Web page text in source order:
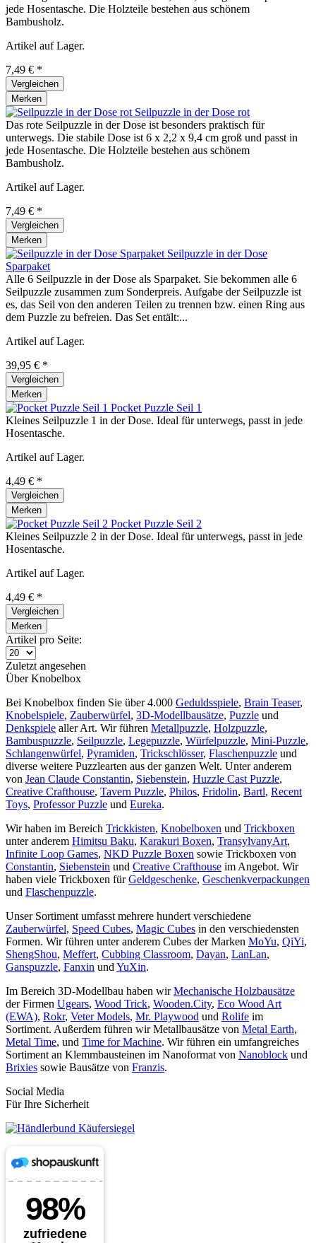
jede Hosentasche. Die Holzteile bestehen aus schönem
Bambusholz.
Artikel auf Lager.
7,49 € *
Vergleichen
Merken
Seilpuzzle in der Dose rot
Das rote Seilpuzzle in der Dose ist besonders praktisch für
unterwegs. Die stabile Dose ist 6 x 2,2 x 9,4 cm groß und passt in
jede Hosentasche. Die Holzteile bestehen aus schönem
Bambusholz.
Artikel auf Lager.
7,49 € *
Vergleichen
Merken
Seilpuzzle in der Dose
Sparpaket
Alle 6 Seilpuzzle in der Dose als Sparpaket. Sie bekommen alle 6
Seilpuzzle zusammen zum Sonderpreis. Aufgabe der Seilpuzzle ist
es, das Seil von den anderen Teilen zu trennen bzw. einen Ring aus
dem Puzzle zu befreien. Das Set entält:...
Artikel auf Lager.
39,95 € *
Vergleichen
Merken
Pocket Puzzle Seil 1
Kleines Seilpuzzle 1 in der Dose. Ideal für unterwegs, passt in jede
Hosentasche.
Artikel auf Lager.
4,49 € *
Vergleichen
Merken
Pocket Puzzle Seil 2
Kleines Seilpuzzle 2 in der Dose. Ideal für unterwegs, passt in jede
Hosentasche.
Artikel auf Lager.
4,49 € *
Vergleichen
Merken
Artikel pro Seite:
Zuletzt angesehen
Über Knobelbox
Bei Knobelbox finden Sie über 4.000 Geduldsspiele, Brain Teaser,
Knobelspiele, Zauberwürfel, 3D-Modellbausätze, Puzzle und
Denkspiele aller Art. Wir führen Metallpuzzle, Holzpuzzle,
Bambuspuzzle, Seilpuzzle, Legepuzzle, Würfelpuzzle, Mini-Puzzle,
Schlangenwürfel, Pyramiden, Trickschlösser, Flaschenpuzzle und
diverse weitere Puzzlearten aus der ganzen Welt. Unter anderem
von Jean Claude Constantin, Siebenstein, Huzzle Cast Puzzle,
Creative Crafthouse, Tavern Puzzle, Philos, Fridolin, Bartl, Recent
Toys, Professor Puzzle und Eureka.
Wir haben im Bereich Trickkisten, Knobelboxen und Trickboxen
unter anderem Himitsu Baku, Karakuri Boxen, TransylvanyArt,
Infinite Loop Games, NKD Puzzle Boxen sowie Trickboxen von
Constantin, Siebenstein und Creative Crafthouse im Angebot. Wir
haben viele Trickboxen fürGeldgeschenke, Geschenkverpackungen
und Flaschenpuzzle.
Unser Sortiment umfasst mehrere hundert verschiedene
Zauberwürfel, Speed Cubes, Magic Cubes in den verschiedensten
Formen. Wir führen unter anderem Cubes der Marken MoYu, QiYi,
ShengShou, Meffert, Cubbing Classroom, Dayan, LanLan,
Ganspuzzle, Fanxin und YuXin.
Im Bereich 3D-Modellbau haben wirMechanische Holzbausätze
der Firmen Ugears, Wood Trick, Wooden.City, Eco Wood Art
(EWA), Rokr, Veter Models, Mr. Playwood und Rolife im
Sortiment. Außerdem führen wir Metallbausätze von Metal Earth,
Metal Time, und Time for Machine. Wir führen ein umfangreiches
Sortiment an Klemmbausteinen im Nanoformat von Nanoblock und
Brixies sowie Bausätze von Franzis.
Social Media
Für Ihre Sicherheit